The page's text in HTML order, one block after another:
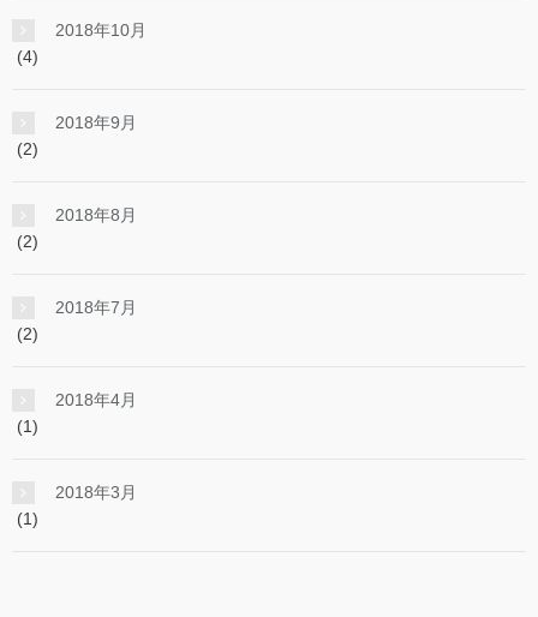
2018年10月
(4)
2018年9月
(2)
2018年8月
(2)
2018年7月
(2)
2018年4月
(1)
2018年3月
(1)